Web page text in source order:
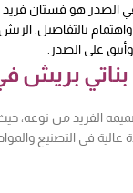
هو فستان فريد
بالتفاصيل.
على الصدر.
بريش
الفريد من نوعه،
عالية في التصنيع